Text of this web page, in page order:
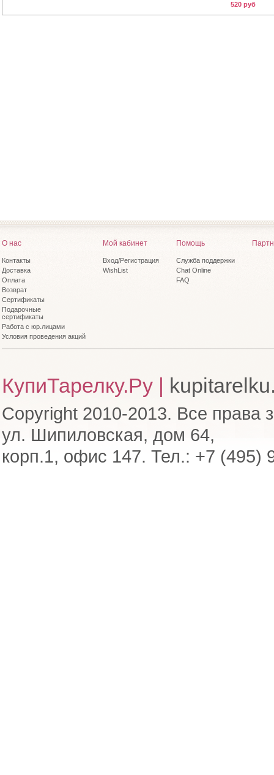
520 руб
О нас
Контакты
Доставка
Оплата
Возврат
Сертификаты
Подарочные
сертификаты
Работа с юр.лицами
Условия проведения акций
Мой кабинет
Вход/Регистрация
WishList
Помощь
Служба поддержки
Chat Online
FAQ
КупиТарелку.Ру |
Copyright 2010-2013. Все права
ул. Шипиловская, дом 64,
корп.1, офис 147. Тел.: +7 (495)